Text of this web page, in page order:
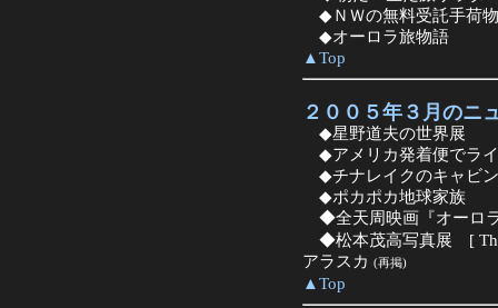
◆ＮＷの無料受託手荷
◆オーロラ旅物語
▲Top
２００５年３月のニ
◆星野道夫の世界展
◆アメリカ発着便でラ
◆チナレイクのキャビ
◆ポカポカ地球家族
◆全天周映画『オーロ
◆松本茂高写真展 [
アラスカ (再掲)
▲Top